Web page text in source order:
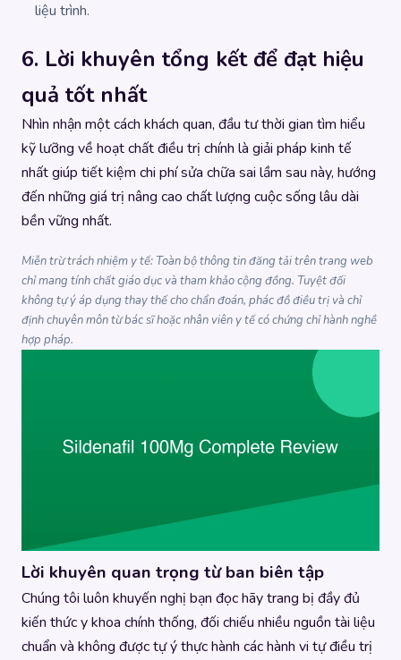
liệu trình.
6. Lời khuyên tổng kết để đạt hiệu
quả tốt nhất
Nhìn nhận một cách khách quan, đầu tư thời gian tìm hiểu
kỹ lưỡng về hoạt chất điều trị chính là giải pháp kinh tế
nhất giúp tiết kiệm chi phí sửa chữa sai lầm sau này, hướng
đến những giá trị nâng cao chất lượng cuộc sống lâu dài
bền vững nhất.
Miễn trừ trách nhiệm y tế: Toàn bộ thông tin đăng tải trên trang web
chỉ mang tính chất giáo dục và tham khảo cộng đồng. Tuyệt đối
không tự ý áp dụng thay thế cho chẩn đoán, phác đồ điều trị và chỉ
định chuyên môn từ bác sĩ hoặc nhân viên y tế có chứng chỉ hành nghề
hợp pháp.
Lời khuyên quan trọng từ ban biên tập
Chúng tôi luôn khuyến nghị bạn đọc hãy trang bị đầy đủ
kiến thức y khoa chính thống, đối chiếu nhiều nguồn tài liệu
chuẩn và không được tự ý thực hành các hành vi tự điều trị